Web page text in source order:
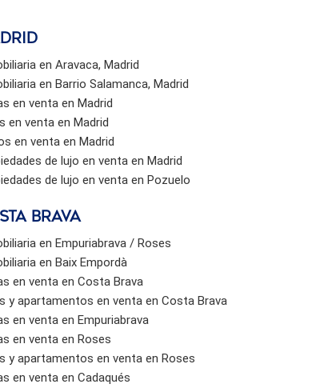
en Aravaca, Madrid
en Barrio Salamanca, Madrid
en venta en Madrid
en venta en Madrid
en venta en Madrid
de lujo en venta en Madrid
de lujo en venta en Pozuelo
brava
en Empuriabrava / Roses
en Baix Empordà
en venta en Costa Brava
y apartamentos en venta en Costa Brava
en venta en Empuriabrava
en venta en Roses
y apartamentos en venta en Roses
en venta en Cadaqués